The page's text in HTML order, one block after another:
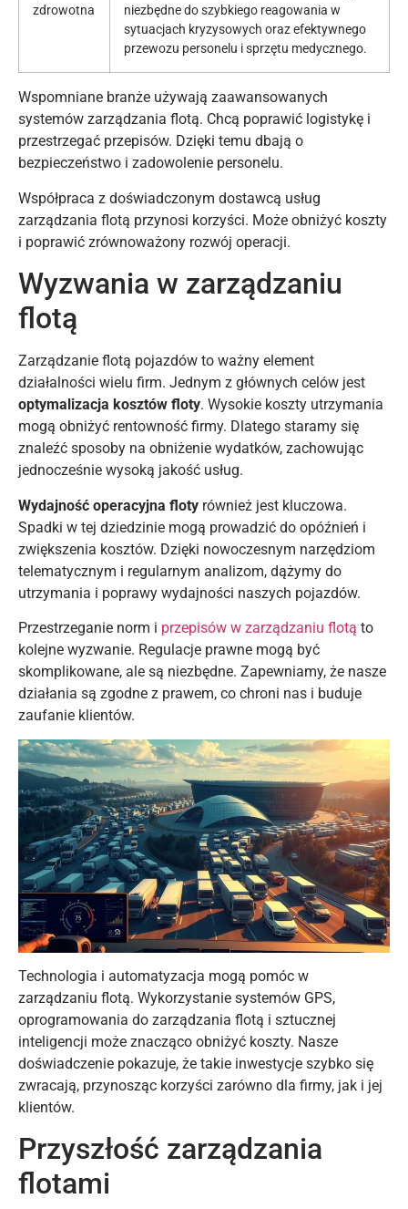
zdrowotna
niezbędne do szybkiego reagowania w
sytuacjach kryzysowych oraz efektywnego
przewozu personelu i sprzętu medycznego.
Wspomniane branże używają zaawansowanych
systemów zarządzania flotą. Chcą poprawić logistykę i
przestrzegać przepisów. Dzięki temu dbają o
bezpieczeństwo i zadowolenie personelu.
Współpraca z doświadczonym dostawcą usług
zarządzania flotą przynosi korzyści. Może obniżyć koszty
i poprawić zrównoważony rozwój operacji.
Wyzwania w zarządzaniu
flotą
Zarządzanie flotą pojazdów to ważny element
działalności wielu firm. Jednym z głównych celów jest
optymalizacja kosztów floty. Wysokie koszty utrzymania
mogą obniżyć rentowność firmy. Dlatego staramy się
znaleźć sposoby na obniżenie wydatków, zachowując
jednocześnie wysoką jakość usług.
Wydajność operacyjna floty również jest kluczowa.
Spadki w tej dziedzinie mogą prowadzić do opóźnień i
zwiększenia kosztów. Dzięki nowoczesnym narzędziom
telematycznym i regularnym analizom, dążymy do
utrzymania i poprawy wydajności naszych pojazdów.
Przestrzeganie norm i przepisów w zarządzaniu flotą to
kolejne wyzwanie. Regulacje prawne mogą być
skomplikowane, ale są niezbędne. Zapewniamy, że nasze
działania są zgodne z prawem, co chroni nas i buduje
zaufanie klientów.
Technologia i automatyzacja mogą pomóc w
zarządzaniu flotą. Wykorzystanie systemów GPS,
oprogramowania do zarządzania flotą i sztucznej
inteligencji może znacząco obniżyć koszty. Nasze
doświadczenie pokazuje, że takie inwestycje szybko się
zwracają, przynosząc korzyści zarówno dla firmy, jak i jej
klientów.
Przyszłość zarządzania
flotami